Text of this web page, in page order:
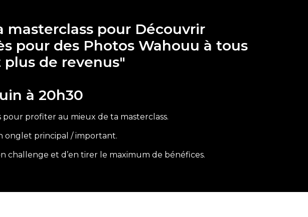
pour Découvrir
pour des Photos Wahouu à tous
de revenus"
à 20h30
profiter au mieux de ta masterclass.
onglet principal / important.
challenge et d’en tirer le maximum de bénéfices.